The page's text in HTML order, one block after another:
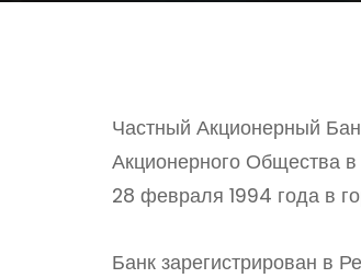
Частный Акционерный
Акционерного Общества
28 февраля 1994 года в
Банк зарегистрирован в